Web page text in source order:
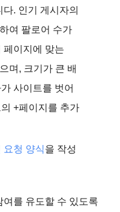
. 인기 게시자의
여 팔로어 수가
페이지에 맞는
며, 크기가 큰 배
사이트를 벗어
+페이지를 추가
요청 양식을 작성
를 유도할 수 있도록